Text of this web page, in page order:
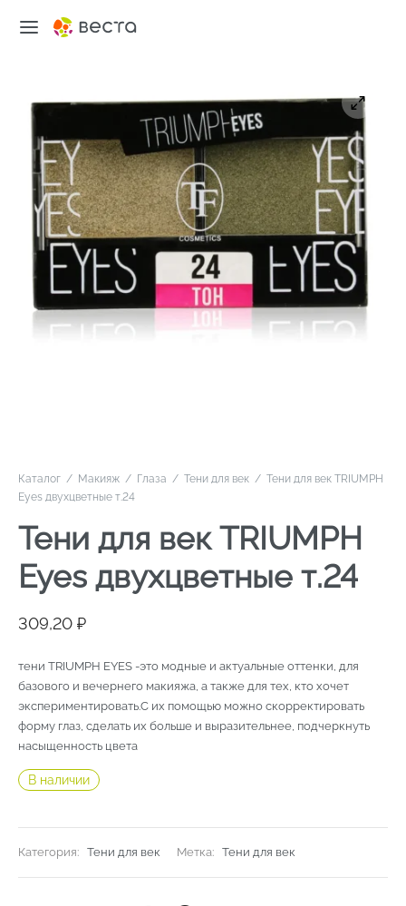
Каталог / Макияж / Глаза / Тени для век / Тени для век TRIUMPH
Eyes двухцветные т.24
Тени для век TRIUMPH
Eyes двухцветные т.24
309,20 ₽
тени TRIUMPH EYES -это модные и актуальные оттенки, для
базового и вечернего макияжа, а также для тех, кто хочет
экспериментировать.С их помощью можно скорректировать
форму глаз, сделать их больше и выразительнее, подчеркнуть
насыщенность цвета
В наличии
Категория: Тени для век Метка: Тени для век